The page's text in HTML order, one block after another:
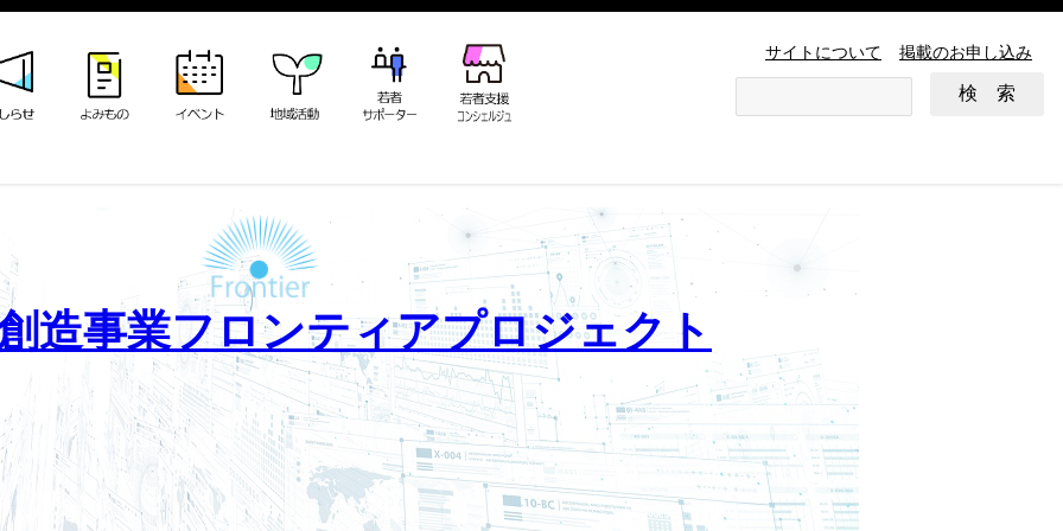
サイトについて 掲載のお申し込み
造事業フロンティアプロジェクト